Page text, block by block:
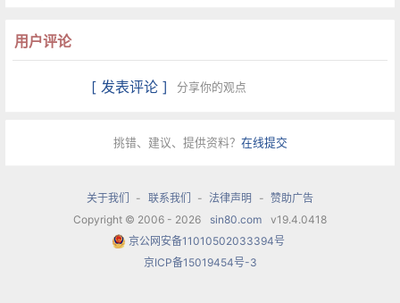
用户评论
[ 发表评论 ] 分享你的观点
挑错、建议、提供资料？ 在线提交
关于我们 - 联系我们 - 法律声明 - 赞助广告
Copyright © 2006 - 2026
sin80.com
v19.4.0418
京公网安备11010502033394号
京ICP备15019454号-3